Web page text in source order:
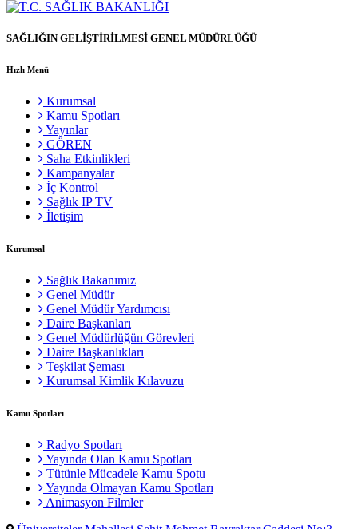
SAĞLIĞIN GELİŞTİRİLMESİ GENEL MÜDÜRLÜĞÜ
Hızlı Menü
Kurumsal
Kamu Spotları
Yayınlar
GÖREN
Saha Etkinlikleri
Kampanyalar
İç Kontrol
Sağlık IP TV
İletişim
Kurumsal
Sağlık Bakanımız
Genel Müdür
Genel Müdür Yardımcısı
Daire Başkanları
Genel Müdürlüğün Görevleri
Daire Başkanlıkları
Teşkilat Şeması
Kurumsal Kimlik Kılavuzu
Kamu Spotları
Radyo Spotları
Yayında Olan Kamu Spotları
Tütünle Mücadele Kamu Spotu
Yayında Olmayan Kamu Spotları
Animasyon Filmler